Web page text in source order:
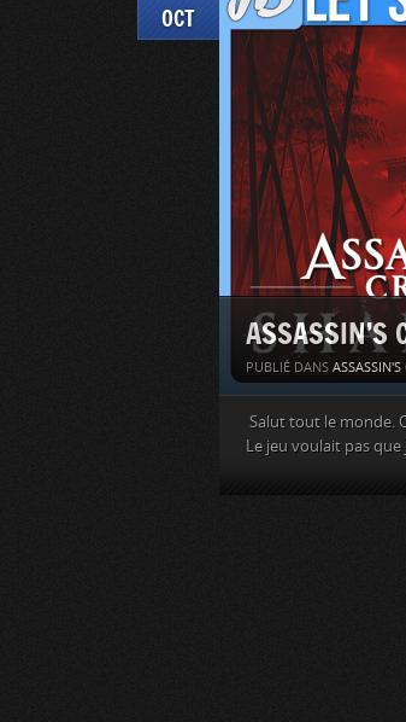
OCT
PUBLIÉ DANS
Salut tout le monde.
Le jeu voulait pas